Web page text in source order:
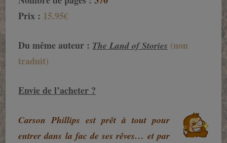
Prix : 15.95€
Du même auteur : The Land of Stories (non
traduit)
Envie de l’acheter ?
Carson Phillips est prêt à tout pour
entrer dans la fac de ses rêves… et par